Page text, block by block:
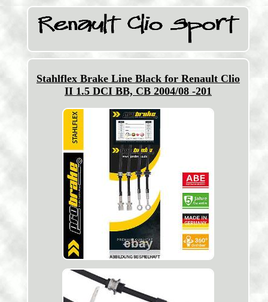
Stahlflex Brake Line Black for Renault Clio
II 1.5 DCI BB, CB 2004/08 -201